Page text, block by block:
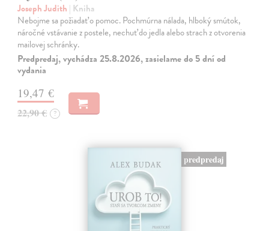
Joseph Judith | Kniha
Nebojme sa požiadať o pomoc. Pochmúrna nálada, hlboký smútok,
náročné vstávanie z postele, nechuť do jedla alebo strach z otvorenia
mailovej schránky.
Predpredaj, vychádza 25.8.2026, zasielame do 5 dní od
vydania
19,47 €
22,90 € ?
predpredaj